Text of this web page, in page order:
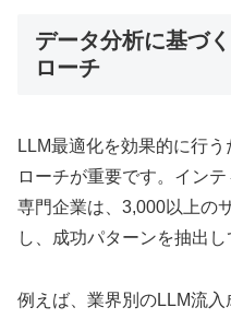
データ分析に基づ
ローチ
LLM最適化を効果的に行
ローチが重要です。イン
専門企業は、3,000以上の
し、成功パターンを抽出し
例えば、業界別のLLM流